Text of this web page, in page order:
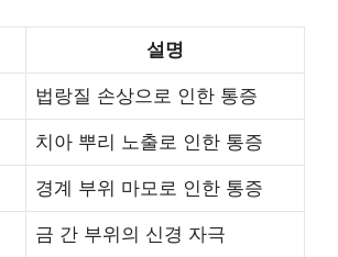
설명
법랑질 손상으로 인한 통증
치아 뿌리 노출로 인한 통증
경계 부위 마모로 인한 통증
금 간 부위의 신경 자극